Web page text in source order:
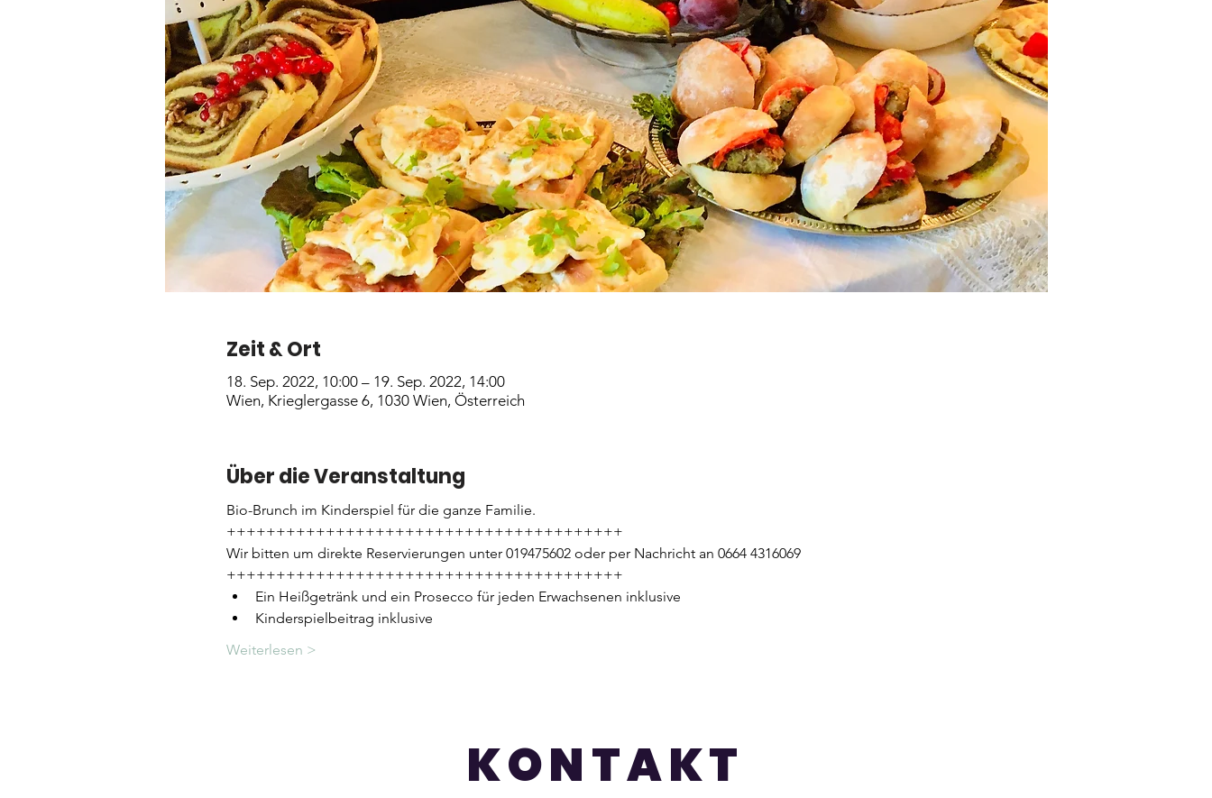
Zeit & Ort
18. Sep. 2022, 10:00 – 19. Sep. 2022, 14:00
Wien, Krieglergasse 6, 1030 Wien, Österreich
Über die Veranstaltung
Bio-Brunch im Kinderspiel für die ganze Familie.
++++++++++++++++++++++++++++++++++++++++
Wir bitten um direkte Reservierungen unter 019475602 oder per Nachricht an 0664 4316069
++++++++++++++++++++++++++++++++++++++++
Ein Heißgetränk und ein Prosecco für jeden Erwachsenen inklusive
Kinderspielbeitrag inklusive
Weiterlesen >
KONTAKT